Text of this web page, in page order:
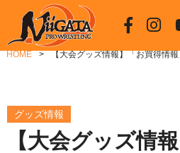
HOME 【大会グッズ情報】「お買得情報
グッズ情報
【大会グッズ情